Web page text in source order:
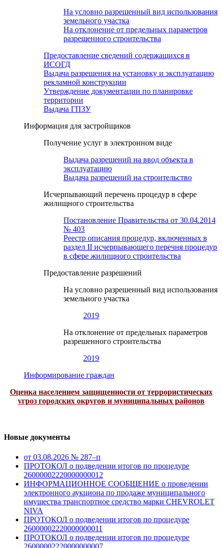
На условно разрешенный вид использования
земельного участка
На отклонение от предельных параметров
разрешенного строительства
Предоставление сведений содержащихся в
ИСОГД
Выдача разрешения на установку и эксплуатацию
рекламной конструкции
Утверждение документации по планировке
территории
Выдача ГПЗУ
Информация для застройщиков
Получение услуг в электронном виде
Выдача разрешений на ввод объекта в
эксплуатацию
Выдача разрешений на строительство
Исчерпывающий перечень процедур в сфере
жилищного строительства
Постановление Правительства от 30.04.2014
№ 403
Реестр описания процедур, включенных в
раздел II исчерпывающего перечня процедур
в сфере жилищного строительства
Предоставление разрешений
На условно разрешенный вид использования
земельного участка
2019
На отклонение от предельных параметров
разрешенного строительства
2019
Информирование граждан
Оценка населением защищенности от террористических
угроз городских округов и муниципальных районов
Новые документы
от 03.08.2026 № 287–п
ПРОТОКОЛ о подведении итогов по процедуре
26000002220000000012
ИНФОРМАЦИОННОЕ СООБЩЕНИЕ о проведении
электронного аукциона по продаже муниципального
имущества транспортное средство марки CHEVROLET
NIVA
ПРОТОКОЛ о подведении итогов по процедуре
26000002220000000011
ПРОТОКОЛ о подведении итогов по процедуре
26000002220000000007